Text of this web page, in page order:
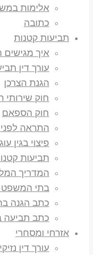
אלימות
כתובה
תביעות קטנות
איך
עורך דין
הגנת הצרכן
חוק שירותי
חוק הספאם
התראה
פיצוי בגין
תביעות
המדריך
בתי המשפט
כתב הגנה
כתב תביעה
אזרחי ומסחרי
עורך דין